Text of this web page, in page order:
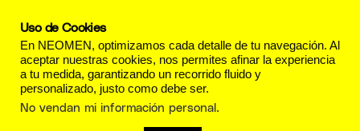
Celebración
Uso de Cookies
En NEOMEN, optimizamos cada detalle de tu navegación. Al
aceptar nuestras cookies, nos permites afinar la experiencia
a tu medida, garantizando un recorrido fluido y
personalizado, justo como debe ser.
No vendan mi información personal.